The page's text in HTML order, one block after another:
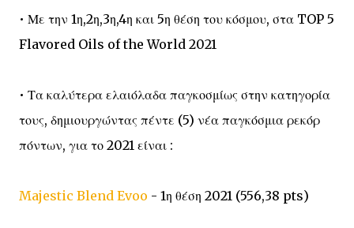
• Με την 1η,2η,3η,4η και 5η θέση του κόσμου, στα TOP 5
Flavored Oils of the World 2021
• Τα καλύτερα ελαιόλαδα παγκοσμίως στην κατηγορία
τους, δημιουργώντας πέντε (5) νέα παγκόσμια ρεκόρ
πόντων, για το 2021 είναι :
Majestic Blend Evoo - 1η θέση 2021 (556,38 pts)